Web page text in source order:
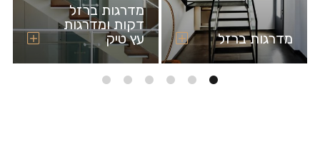
מדרגות ברזל
מדרגות ברזל
דקות ומדרגות
עץ טיק